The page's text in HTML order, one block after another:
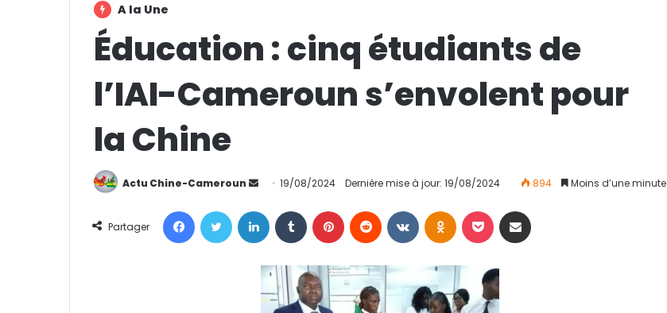
A la Une
Éducation : cinq étudiants de
l’IAI-Cameroun s’envolent pour
la Chine
Actu Chine-Cameroun
o
r
19/08/2024 Dernière mise à jour: 19/08/2024 894 Moins d’une minute
Partager